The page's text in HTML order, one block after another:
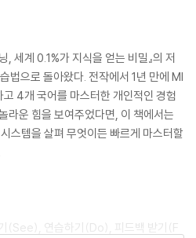
, 세계 0.1%가 지식을 얻는 비밀』의 저
법으로 돌아왔다. 전작에서 1년 만에 MI
4개 국어를 마스터한 개인적인 경험
라운 힘을 보여주었다면, 이 책에서는
스템을 살펴 무엇이든 빠르게 마스터할
기(See), 연습하기(Do), 피드백 받기(F